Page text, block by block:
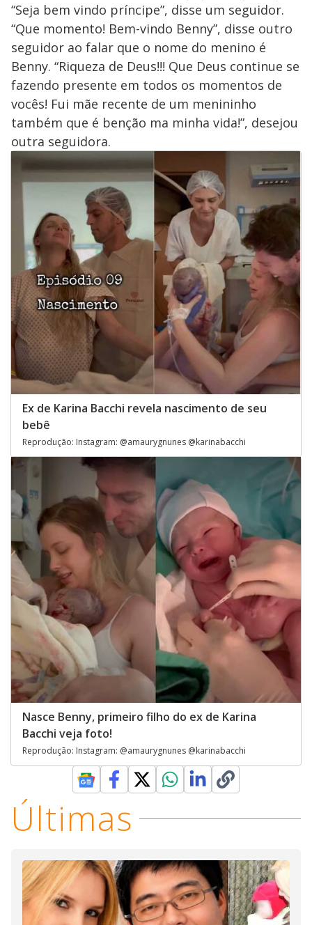
“Seja bem vindo príncipe”, disse um seguidor.
“Que momento! Bem-vindo Benny”, disse outro
seguidor ao falar que o nome do menino é
Benny. “Riqueza de Deus!!! Que Deus continue se
fazendo presente em todos os momentos de
vocês! Fui mãe recente de um menininho
também que é benção ma minha vida!”, desejou
outra seguidora.
Ex de Karina Bacchi revela nascimento de seu
bebê
Reprodução: Instagram: @amaurygnunes @karinabacchi
Nasce Benny, primeiro filho do ex de Karina
Bacchi veja foto!
Reprodução: Instagram: @amaurygnunes @karinabacchi
Últimas